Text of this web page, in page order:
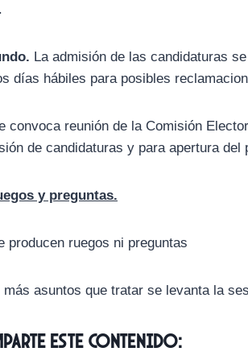
La admisión de las candidaturas
días hábiles para posibles
reunión de la Comisión
de candidaturas y para apertura del
y preguntas.
producen ruegos ni preguntas
más asuntos que tratar se levanta la
este contenido: